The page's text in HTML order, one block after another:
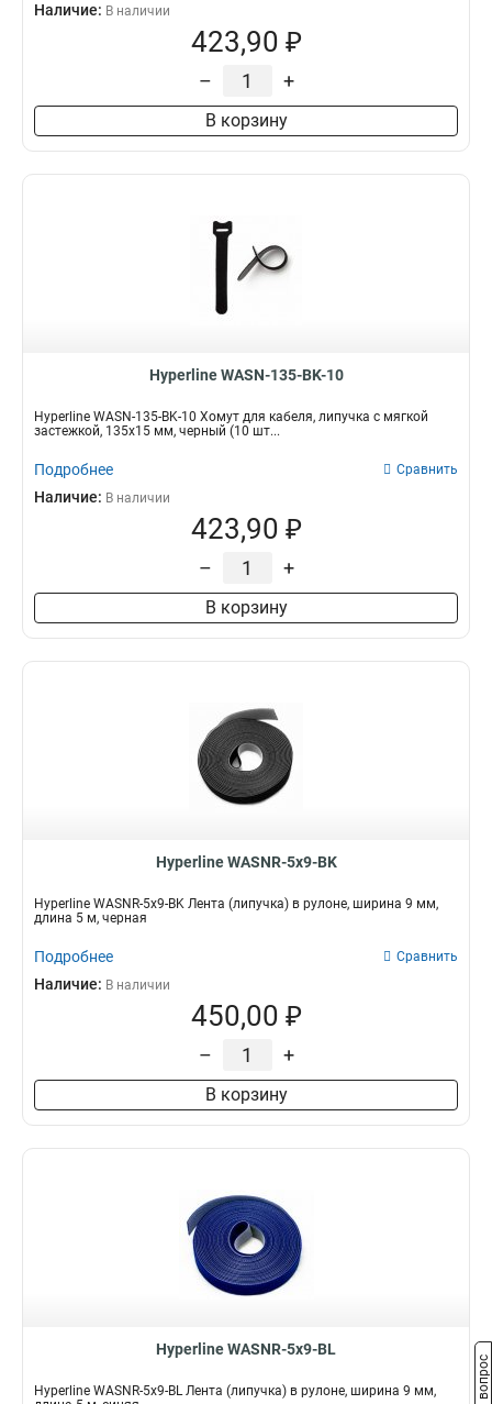
Наличие: В наличии
423,90 ₽
– +
В корзину
Hyperline WASN-135-BK-10
Hyperline WASN-135-BK-10 Хомут для кабеля, липучка с мягкой
застежкой, 135x15 мм, черный (10 шт...
Подробнее Сравнить
Наличие: В наличии
423,90 ₽
– +
В корзину
Hyperline WASNR-5x9-BK
Hyperline WASNR-5x9-BK Лента (липучка) в рулоне, ширина 9 мм,
длина 5 м, черная
Подробнее Сравнить
Наличие: В наличии
450,00 ₽
– +
В корзину
Hyperline WASNR-5x9-BL
Hyperline WASNR-5x9-BL Лента (липучка) в рулоне, ширина 9 мм,